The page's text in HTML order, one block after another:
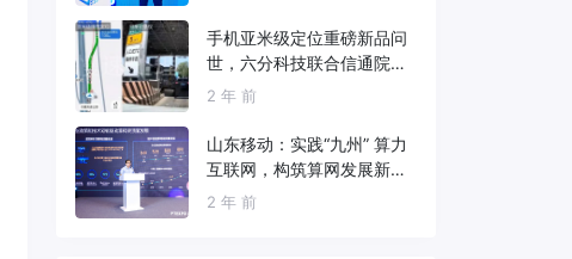
手机亚米级定位重磅新品问
世，六分科技联合信通院发
布免费服务
2 年 前
山东移动：实践“九州” 算力
互联网，构筑算网发展新底
座
2 年 前